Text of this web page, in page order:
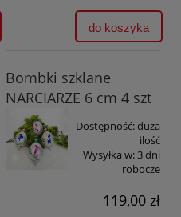
do koszyka
Bombki szklane
NARCIARZE 6 cm 4 szt
Dostępność:duża
ilość
Wysyłka w:3 dni
robocze
119,00 zł